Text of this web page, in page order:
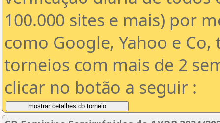
100.000 sites e mais) por
como Google, Yahoo e
torneios com mais de 2
clicar no botão a seguir :